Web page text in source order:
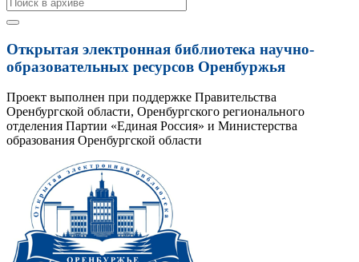
Открытая электронная библиотека научно-
образовательных ресурсов Оренбуржья
Проект выполнен при поддержке Правительства
Оренбургской области, Оренбургского регионального
отделения Партии «Единая Россия» и Министерства
образования Оренбургской области